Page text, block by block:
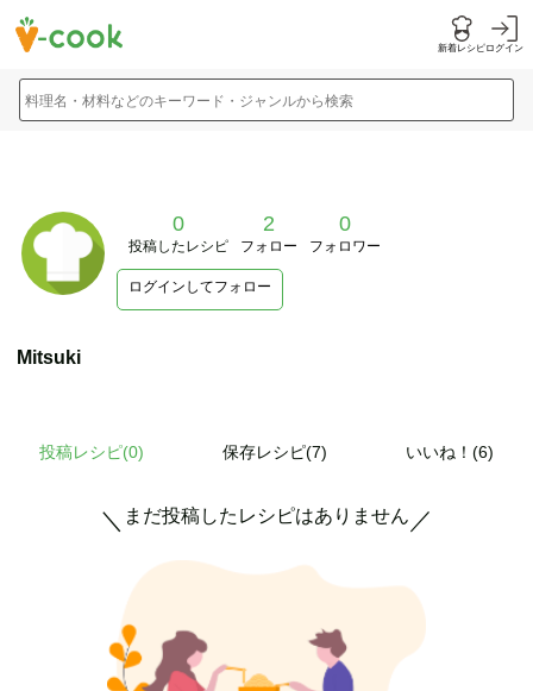
新着レシピログイン
料理名・材料などのキーワード・ジャンルから検索
0
投稿したレシピ
2
フォロー
0
フォロワー
ログインしてフォロー
Mitsuki
投稿レシピ(0) 保存レシピ(7) いいね！(6)
＼ まだ投稿したレシピはありません ／